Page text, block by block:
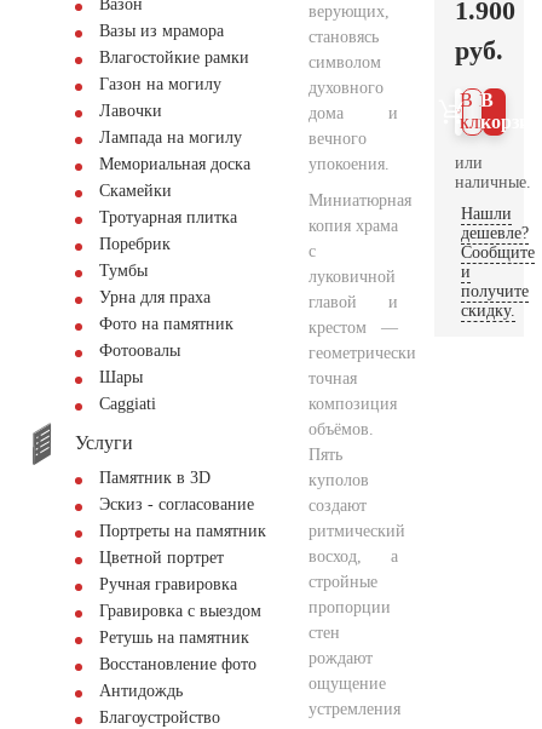
Вазон
Вазы из мрамора
Влагостойкие рамки
Газон на могилу
Лавочки
Лампада на могилу
Мемориальная доска
Скамейки
Тротуарная плитка
Поребрик
Тумбы
Урна для праха
Фото на памятник
Фотоовалы
Шары
Сaggiati
Услуги
Памятник в 3D
Эскиз - согласование
Портреты на памятник
Цветной портрет
Ручная гравировка
Гравировка с выездом
Ретушь на памятник
Восстановление фото
Антидождь
Благоустройство
верующих,
становясь
символом
духовного
дома и
вечного
упокоения.
Миниатюрная
копия храма
с
луковичной
главой и
крестом —
геометрически
точная
композиция
объёмов.
Пять
куполов
создают
ритмический
восход, а
стройные
пропорции
стен
рождают
ощущение
устремления
1.900
руб.
В
В 1
клик
или
наличные.
Нашли
дешевле?
Сообщите
и
получите
скидку.